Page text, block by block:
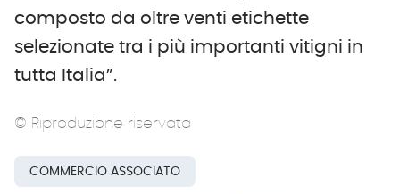
composto da oltre venti etichette
selezionate tra i più importanti vitigni in
tutta Italia”.
© Riproduzione riservata
COMMERCIO ASSOCIATO